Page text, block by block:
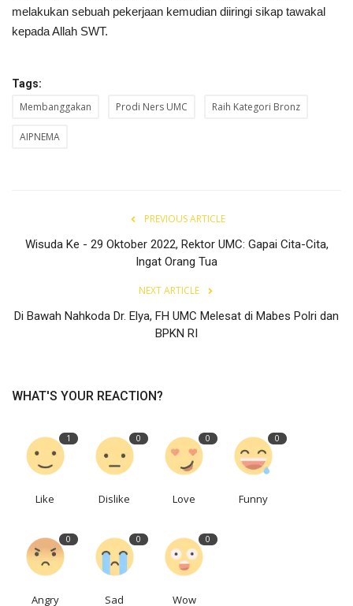
melakukan sebuah pekerjaan kemudian diiringi sikap tawakal
kepada Allah SWT.
Tags:
Membanggakan Prodi Ners UMC Raih Kategori Bronz
AIPNEMA
PREVIOUS ARTICLE
Wisuda Ke - 29 Oktober 2022, Rektor UMC: Gapai Cita-Cita,
Ingat Orang Tua
NEXT ARTICLE
Di Bawah Nahkoda Dr. Elya, FH UMC Melesat di Mabes Polri dan
BPKN RI
WHAT'S YOUR REACTION?
1
Like
0
Dislike
0
Love
0
Funny
0
Angry
0
Sad
0
Wow